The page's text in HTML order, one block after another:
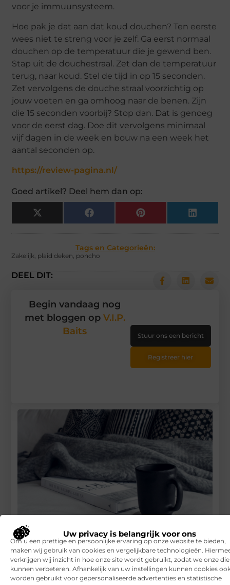
Uw privacy is belangrijk voor ons
Om u een prettige en persoonlijke ervaring op onze website te bieden,
maken wij gebruik van cookies en vergelijkbare technologieën.
verkrijgen wij inzicht in hoe onze site wordt gebruikt, zodat we onze
kunnen verbeteren. Afhankelijk van uw instellingen kunnen cookies
worden gebruikt voor gepersonaliseerde advertenties en statistische
voor je immuunsysteem.
Hoe pak je dat aan dat koud douchen? Ten eerste
wees niet te streng voor je zelf. Ga eerst normaal
douchen op de temperatuur die je gewend ben.
Stap uit de douchestraal. Zet dan de temperatuur
terug, naar koud. Stel de tijd in op 15 seconden.
Zet vervolgens de douche straal voorzichtig op
jouw voeten en ga omhoog naar de benen. Zijn
die 15 seconden voorbij? Stop dan. Dat is genoeg
voor de eerst dag. Doe dit vervolgens minimaal
vijf dagen in de week en bouw na een week het
aantal seconden op.
https://review-pagina.nl/
Goed artikel? Deel hem dan op:
X
(Twitter)
Facebook Pinterest LinkedIn
Tags en Categorieën:
Zakelijk, plaid deken, poncho
DEEL DIT:
Hoe je het lekker warm houdt tijdens de winter
RECENTE BERICHTEN
7 tips voor het kiezen van een luxe vakantiepark
Begin vandaag nog
met bloggen op V.I.P.
Baits
Stuur ons een bericht
Registreer hier